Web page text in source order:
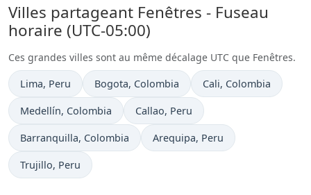
Villes partageant Fenêtres - Fuseau
horaire (UTC-05:00)
Ces grandes villes sont au même décalage UTC que Fenêtres.
Heure actuelle à
Lima, Peru Heure actuelle à
Bogota, Colombia Heure actuelle à
Cali, Colombia
Heure actuelle à
Medellín, Colombia Heure actuelle à
Callao, Peru
Heure actuelle à
Barranquilla, Colombia Heure actuelle à
Arequipa, Peru
Heure actuelle à
Trujillo, Peru